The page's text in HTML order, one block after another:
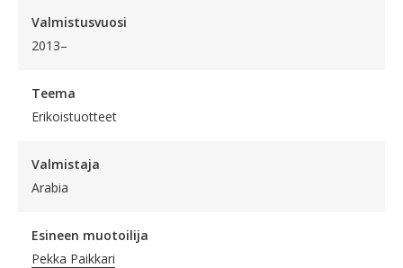
Valmistusvuosi
2013–
Teema
Erikoistuotteet
Valmistaja
Arabia
Esineen muotoilija
Pekka Paikkari